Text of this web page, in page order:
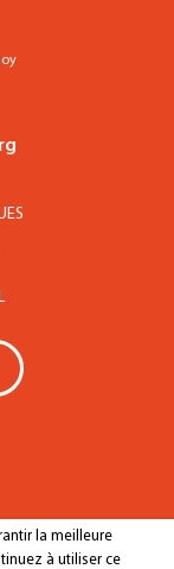
la meilleure
à utiliser ce